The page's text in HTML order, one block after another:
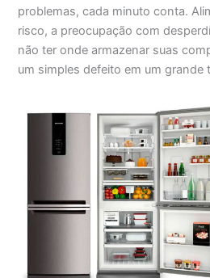
problemas, cada minuto conta.
risco, a preocupação com
não ter onde armazenar suas
um simples defeito em um grande